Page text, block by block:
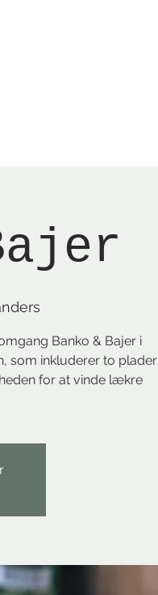
Banko & Bajer i
som inkluderer to plader
for at vinde lækre